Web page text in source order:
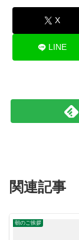
X
LINE
関連記事
朝のご挨拶